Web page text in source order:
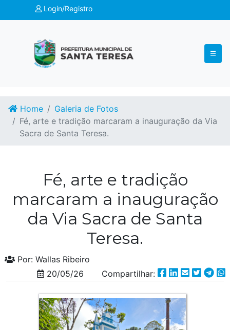
Login/Registro
Home
Galeria de Fotos
Fé, arte e tradição marcaram a inauguração da Via
Sacra de Santa Teresa.
Fé, arte e tradição
marcaram a inauguração
da Via Sacra de Santa
Teresa.
Por: Wallas Ribeiro
20/05/26 Compartilhar: